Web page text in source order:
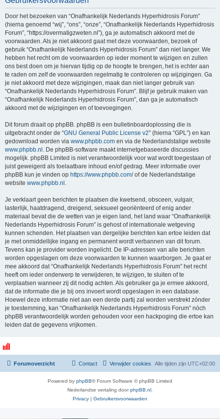
Door het bezoeken van “Onafhankelijk Nederlands Hyperhidrosis Forum”
(hierna genoemd “wij”, “ons”, “onze”, “Onafhankelijk Nederlands Hyperhidrosis
Forum”, “https://overmatigzweten.nl”), ga je automatisch akkoord met de
voorwaarden. Als je niet akkoord gaat met deze voorwaarden, bezoek of
gebruik “Onafhankelijk Nederlands Hyperhidrosis Forum” dan niet langer. We
hebben het recht om de voorwaarden op ieder moment te wijzigen en zullen
ons best doen om je hiervan tijdig op de hoogte te brengen, het is echter aan
te raden om zelf de voorwaarden regelmatig te controleren op wijzigingen. Ga
je niet akkoord met deze wijzigingen, maak dan niet langer gebruik van
“Onafhankelijk Nederlands Hyperhidrosis Forum”. Blijf je gebruik maken van
“Onafhankelijk Nederlands Hyperhidrosis Forum”, dan ga je automatisch
akkoord met de wijzigingen en of toevoegingen.
Dit forum draait op phpBB. phpBB is een bulletinboardoplossing die is
uitgebracht onder de “GNU General Public License v2” (hierna “GPL”) en kan
gedownload worden via www.phpbb.com en via de Nederlandstalige website
www.phpbb.nl . De phpBB-software maakt internetgebaseerde discussies
mogelijk. phpBB Limited is niet verantwoordelijk voor wat wordt toegestaan of
juist geweigerd als toelaatbare inhoud en/of gedrag. Meer informatie over
phpBB kun je vinden op https://www.phpbb.com/of de Nederlandstalige
website www.phpbb.nl
Je verklaart geen berichten te plaatsen die kwetsend, obsceen, vulgair,
lasterlijk, haatdragend, dreigend, seksueel georiënteerd of enig ander
materiaal bevat die de wetten van je eigen land, het land waar “Onafhankelijk
Nederlands Hyperhidrosis Forum” is gehost of internationale wetgeving
kunnen schenden. Het plaatsen van dergelijke berichten kan ertoe leiden dat
je met onmiddellijke ingang en permanent wordt verbannen van dit forum.
Tevens kan je provider worden ingelicht. De IP-adressen van alle berichten
worden opgeslagen om deze voorwaarden te kunnen waarborgen. Je gaat er
mee akkoord dat “Onafhankelijk Nederlands Hyperhidrosis Forum” het recht
heeft om ieder onderwerp te verwijderen, te wijzigen, te sluiten of te
verplaatsen wanneer zij dit nodig achten. Als gebruiker ga je ermee akkoord,
dat de informatie die je bij ons invoert wordt opgeslagen in een database.
Hoewel deze informatie niet aan een derde partij zal worden verstrekt zónder
je toestemming, kan “Onafhankelijk Nederlands Hyperhidrosis Forum” nóch
phpBB verantwoordelijk worden gehouden voor een hackpoging die ertoe kan
leiden dat de gegevens vrijkomen.
Forumoverzicht Alle tijden zijn UTC+02:00
Verwijder cookies
Contact
Powered by phpBB® Forum Software © phpBB Limited
Nederlandse vertaling doorphpBB.nl
Privacy | Gebruikersvoorwaarden